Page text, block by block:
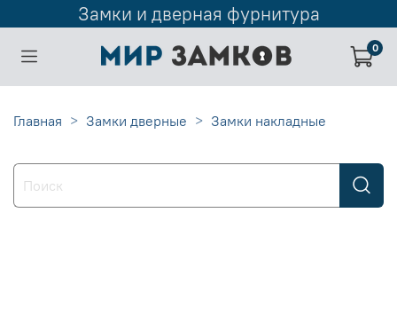
Замки и дверная фурнитура
0
Главная Замки дверные Замки накладные